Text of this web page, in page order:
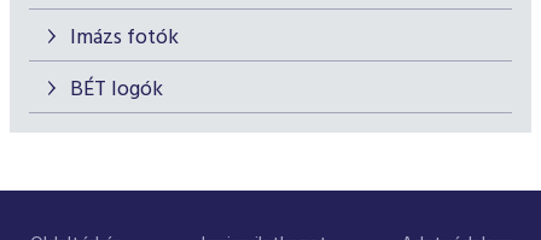
Imázs fotók
BÉT logók